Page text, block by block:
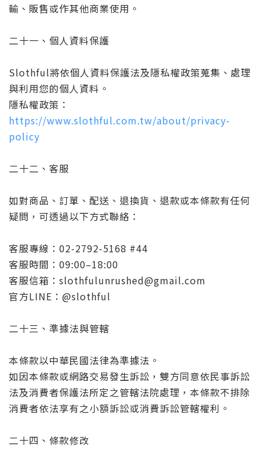
輸、販售或作其他商業使用。
二十一、個人資料保護
Slothful將依個人資料保護法及隱私權政策蒐集、處理
與利用您的個人資料。
隱私權政策：
https://www.slothful.com.tw/about/privacy-
policy
二十二、客服
如對商品、訂單、配送、退換貨、退款或本條款有任何
疑問，可透過以下方式聯絡：
客服專線：02-2792-5168 #44
客服時間：09:00–18:00
客服信箱：slothfulunrushed@gmail.com
官方LINE：@slothful
二十三、準據法與管轄
本條款以中華民國法律為準據法。
如因本條款或網路交易發生訴訟，雙方同意依民事訴訟
法及消費者保護法所定之管轄法院處理，本條款不排除
消費者依法享有之小額訴訟或消費訴訟管轄權利。
二十四、條款修改